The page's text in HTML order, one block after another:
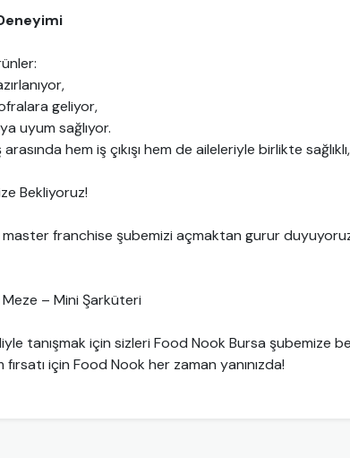
geliyor,
uyum sağlıyor.
hem iş çıkışı hem de aileleriyle birlikte
Bekliyoruz!
master franchise şubemizi açmaktan gurur
– Mini Şarküteri
tanışmak için sizleri Food Nook Bursa şubemize
için Food Nook her zaman yanınızda!